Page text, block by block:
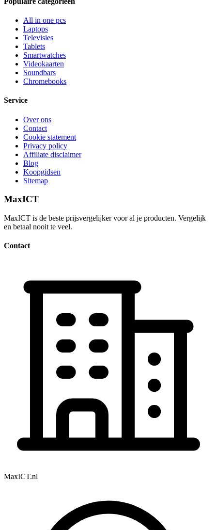
All in one pcs
Laptops
Televisies
Tablets
Smartwatches
Videokaarten
Soundbars
Chromebooks
Service
Over ons
Contact
Cookie statement
Privacy policy
Affiliate disclaimer
Blog
Koopgidsen
Sitemap
MaxICT
MaxICT is de beste prijsvergelijker voor al je producten. Vergelijk
en betaal nooit te veel.
Contact
MaxICT.nl